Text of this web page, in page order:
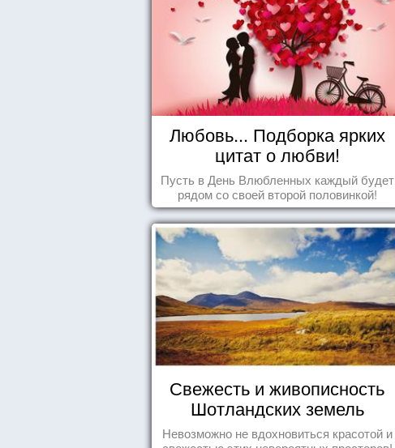
Любовь... Подборка ярких
цитат о любви!
Пусть в День Влюбленных каждый будет
рядом со своей второй половинкой!
Свежесть и живописность
Шотландских земель
Невозможно не вдохновиться красотой и